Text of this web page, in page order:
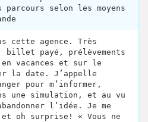
parcours selon les moyens
cette agence. Très
billet payé, prélèvements
vacances et sur le
la date. J’appelle
pour m’informer,
une simulation, et au vu
l’idée. Je me
oh surprise! « Vous ne